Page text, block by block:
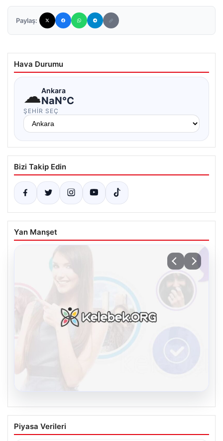
Paylaş:
Hava Durumu
☁Ankara
NaN°C
ŞEHIR SEÇ
Bizi Takip Edin
Yan Manşet
Kelebek sohbet platformu İle Dijital
İletişimin Sertifikalı Adresi Ve Chat
Piyasa Verileri